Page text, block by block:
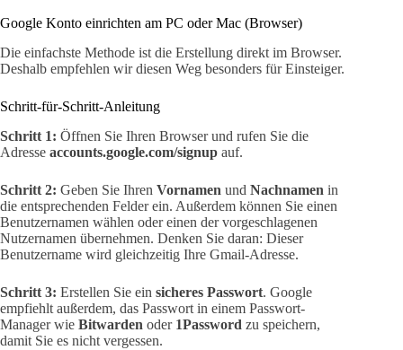
Google Konto einrichten am PC oder Mac (Browser)
Die einfachste Methode ist die Erstellung direkt im Browser.
Deshalb empfehlen wir diesen Weg besonders für Einsteiger.
Schritt-für-Schritt-Anleitung
Schritt 1: Öffnen Sie Ihren Browser und rufen Sie die
Adresse accounts.google.com/signup auf.
Schritt 2: Geben Sie Ihren Vornamen und Nachnamen in
die entsprechenden Felder ein. Außerdem können Sie einen
Benutzernamen wählen oder einen der vorgeschlagenen
Nutzernamen übernehmen. Denken Sie daran: Dieser
Benutzername wird gleichzeitig Ihre Gmail-Adresse.
Schritt 3: Erstellen Sie ein sicheres Passwort. Google
empfiehlt außerdem, das Passwort in einem Passwort-
Manager wie Bitwarden oder 1Password zu speichern,
damit Sie es nicht vergessen.